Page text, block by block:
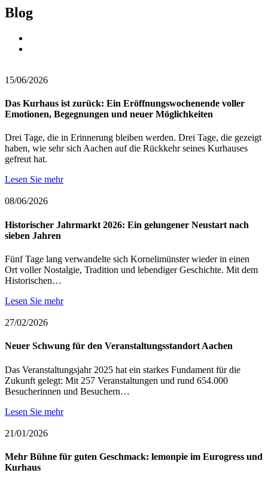
Blog
15/06/2026
Das Kurhaus ist zurück: Ein Eröffnungswochenende voller
Emotionen, Begegnungen und neuer Möglichkeiten
Drei Tage, die in Erinnerung bleiben werden. Drei Tage, die gezeigt
haben, wie sehr sich Aachen auf die Rückkehr seines Kurhauses
gefreut hat.
Lesen Sie mehr
08/06/2026
Historischer Jahrmarkt 2026: Ein gelungener Neustart nach
sieben Jahren
Fünf Tage lang verwandelte sich Kornelimünster wieder in einen
Ort voller Nostalgie, Tradition und lebendiger Geschichte. Mit dem
Historischen…
Lesen Sie mehr
27/02/2026
Neuer Schwung für den Veranstaltungsstandort Aachen
Das Veranstaltungsjahr 2025 hat ein starkes Fundament für die
Zukunft gelegt: Mit 257 Veranstaltungen und rund 654.000
Besucherinnen und Besuchern…
Lesen Sie mehr
21/01/2026
Mehr Bühne für guten Geschmack: lemonpie im Eurogress und
Kurhaus